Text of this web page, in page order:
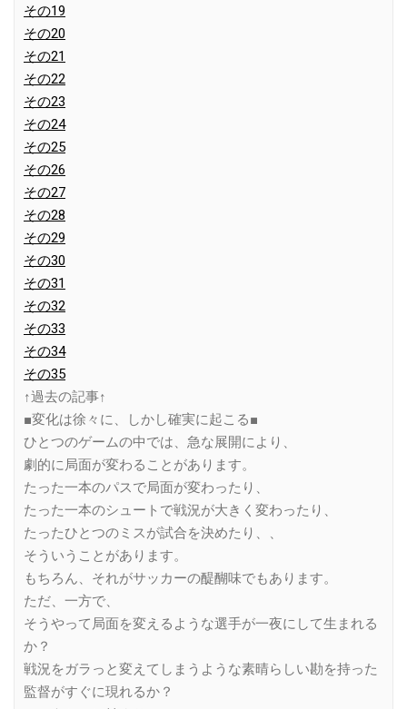
その19
その20
その21
その22
その23
その24
その25
その26
その27
その28
その29
その30
その31
その32
その33
その34
その35
↑過去の記事↑
■変化は徐々に、しかし確実に起こる■
ひとつのゲームの中では、急な展開により、
劇的に局面が変わることがあります。
たった一本のパスで局面が変わったり、
たった一本のシュートで戦況が大きく変わったり、
たったひとつのミスが試合を決めたり、、
そういうことがあります。
もちろん、それがサッカーの醍醐味でもあります。
ただ、一方で、
そうやって局面を変えるような選手が一夜にして生まれる
か？
戦況をガラっと変えてしまうような素晴らしい勘を持った
監督がすぐに現れるか？